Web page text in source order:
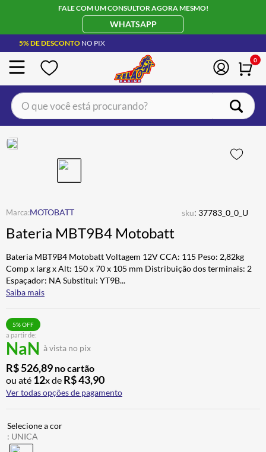
FALE COM UM CONSULTOR AGORA MESMO!
WHATSAPP
5% DE DESCONTO NO PIX
0
O que você está procurando?
MOTOBATT sku: 37783_0_0_U
Bateria MBT9B4 Motobatt
Bateria MBT9B4 Motobatt Voltagem 12V CCA: 115 Peso: 2,82kg
Comp x larg x Alt: 150 x 70 x 105 mm Distribuição dos terminais: 2
Espaçador: NA Substitui: YT9B...
Saiba mais
a partir de:
NaN à vista no pix
5% OFF
R$526,89 no cartão
ou até 12x de R$43,90
Ver todas opções de pagamento
: UNICA
BOTA
4º ÓCULOS SOLAR
5º LUVA
6º ALPINESTAR
7 º BAU
8º CALÇA
9º
10º